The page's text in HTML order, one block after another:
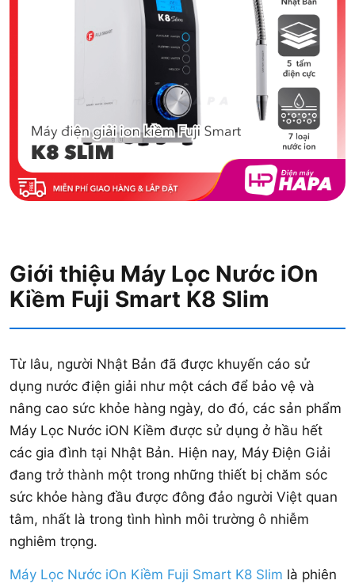
Giới thiệu Máy Lọc Nước iOn
Kiềm Fuji Smart K8 Slim
Từ lâu, người Nhật Bản đã được khuyến cáo sử
dụng nước điện giải như một cách để bảo vệ và
nâng cao sức khỏe hàng ngày, do đó, các sản phẩm
Máy Lọc Nước iON Kiềm được sử dụng ở hầu hết
các gia đình tại Nhật Bản. Hiện nay, Máy Điện Giải
đang trở thành một trong những thiết bị chăm sóc
sức khỏe hàng đầu được đông đảo người Việt quan
tâm, nhất là trong tình hình môi trường ô nhiễm
nghiêm trọng.
Máy Lọc Nước iOn Kiềm Fuji Smart K8 Slim là phiên